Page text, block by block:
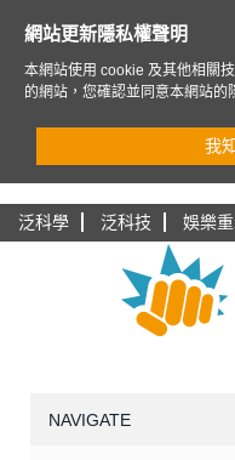
泛科學 泛科技 娛樂
NAVIGATE
網站更新隱私權聲明
本網站使用 cookie 及其他相關
的網站，您確認並同意本網站的
我